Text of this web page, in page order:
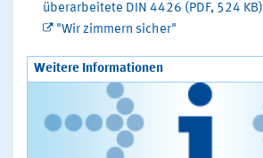
überarbeitete DIN 4426 (PDF, 524 KB)
"Wir zimmern sicher"
Weitere Informationen